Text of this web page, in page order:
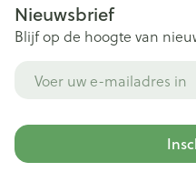
Nieuwsbrief
Blijf op de hoogte van